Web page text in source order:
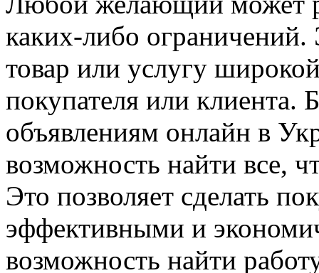
каких-либо ограничений.
товар или услугу
покупателя или клиента.
объявлениям онлайн в
возможность найти все,
Это позволяет сделать
эффективными и
возможность найти